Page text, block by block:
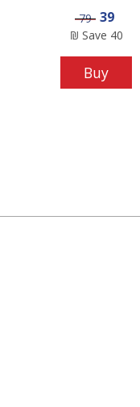
Sale price
39
Price
79
Save 40
₪
Buy